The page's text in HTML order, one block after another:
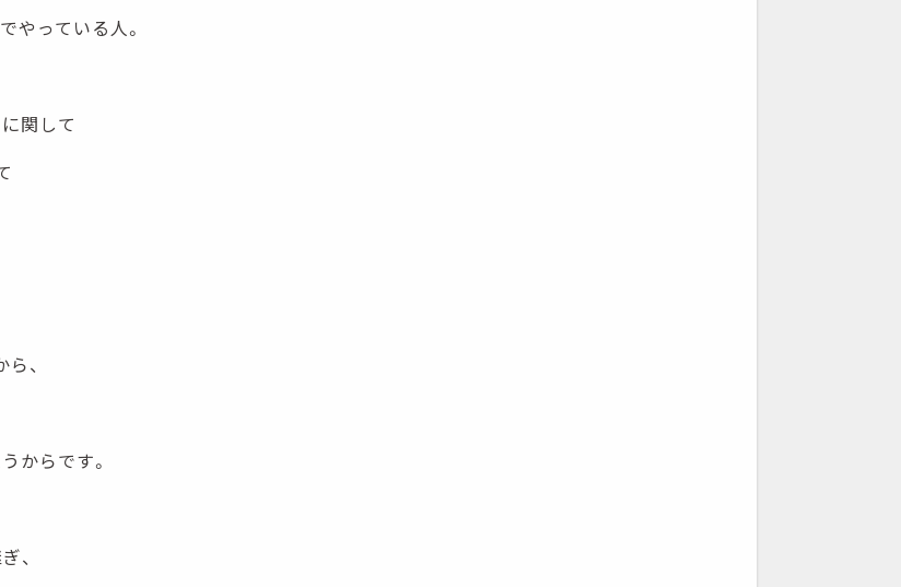
やっている人。
関して
、
からです。
、